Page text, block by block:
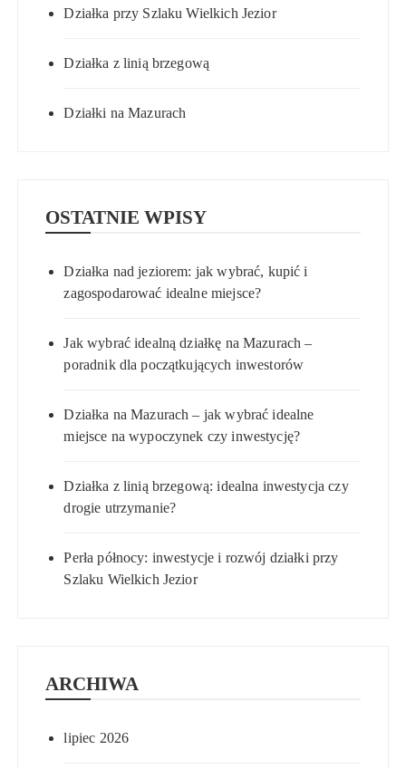
Działka przy Szlaku Wielkich Jezior
Działka z linią brzegową
Działki na Mazurach
OSTATNIE WPISY
Działka nad jeziorem: jak wybrać, kupić i
zagospodarować idealne miejsce?
Jak wybrać idealną działkę na Mazurach –
poradnik dla początkujących inwestorów
Działka na Mazurach – jak wybrać idealne
miejsce na wypoczynek czy inwestycję?
Działka z linią brzegową: idealna inwestycja czy
drogie utrzymanie?
Perła północy: inwestycje i rozwój działki przy
Szlaku Wielkich Jezior
ARCHIWA
lipiec 2026